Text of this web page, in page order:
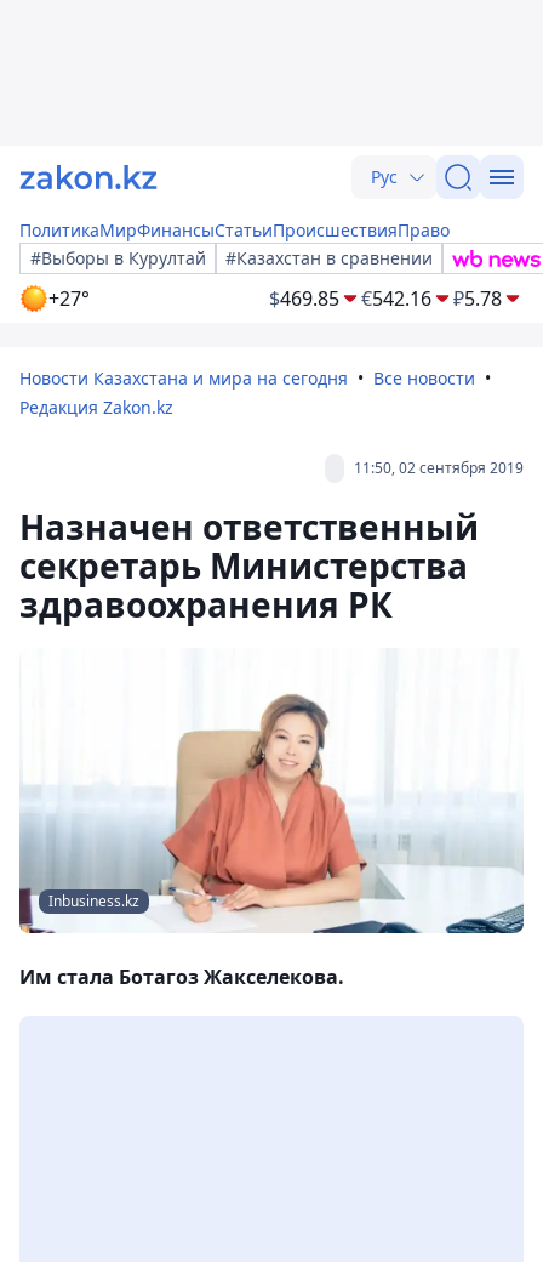
Рус
ПолитикаМирФинансыСтатьиПроисшествияПраво
#Выборы в Курултай
#Казахстан в сравнении
+27° $469.85 €542.16 ₽5.78
Новости Казахстана и мира на сегодня
Все новости
Редакция Zakon.kz
11:50, 02 сентября 2019
Назначен ответственный
секретарь Министерства
здравоохранения РК
Inbusiness.kz
Им стала Ботагоз Жакселекова.